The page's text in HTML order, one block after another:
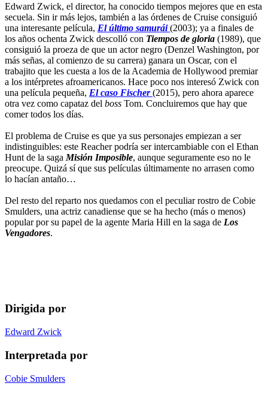
Edward Zwick, el director, ha conocido tiempos mejores que en esta
secuela. Sin ir más lejos, también a las órdenes de Cruise consiguió
una interesante película, El último samurái (2003); ya a finales de
los años ochenta Zwick descolló con Tiempos de gloria (1989), que
consiguió la proeza de que un actor negro (Denzel Washington, por
más señas, al comienzo de su carrera) ganara un Oscar, con el
trabajito que les cuesta a los de la Academia de Hollywood premiar
a los intérpretes afroamericanos. Hace poco nos interesó Zwick con
una película pequeña, El caso Fischer (2015), pero ahora aparece
otra vez como capataz del boss Tom. Concluiremos que hay que
comer todos los días.
El problema de Cruise es que ya sus personajes empiezan a ser
indistinguibles: este Reacher podría ser intercambiable con el Ethan
Hunt de la saga Misión Imposible, aunque seguramente eso no le
preocupe. Quizá sí que sus películas últimamente no arrasen como
lo hacían antaño…
Del resto del reparto nos quedamos con el peculiar rostro de Cobie
Smulders, una actriz canadiense que se ha hecho (más o menos)
popular por su papel de la agente Maria Hill en la saga de Los
Vengadores.
Dirigida por
Edward Zwick
Interpretada por
Cobie Smulders